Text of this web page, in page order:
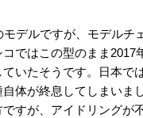
モデルですが、モデルチ
コではこの型のまま2017
いたそうです。日本で
体が終息してしまいまし
ですが、アイドリングが